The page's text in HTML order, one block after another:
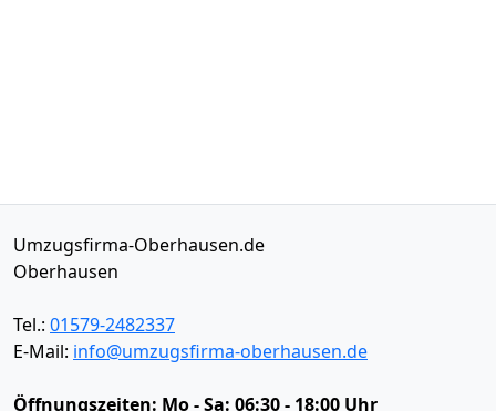
Umzugsfirma-Oberhausen.de
Oberhausen
Tel.: 01579-2482337
E-Mail: info@umzugsfirma-oberhausen.de
Öffnungszeiten: Mo - Sa: 06:30 - 18:00 Uhr